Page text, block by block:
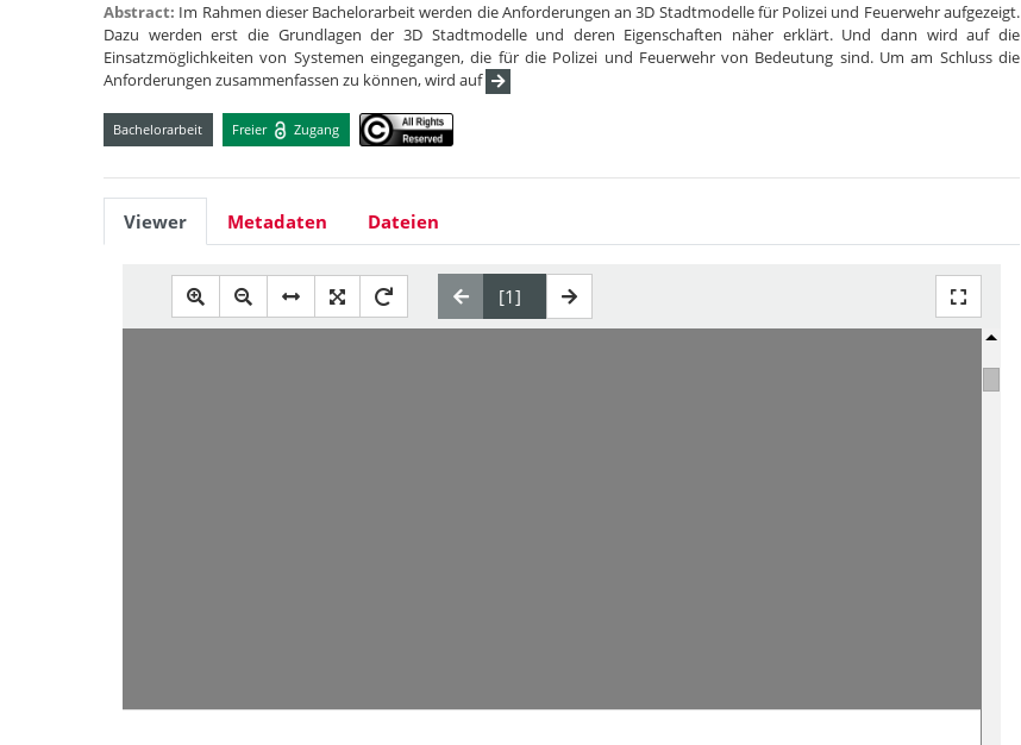
Abstract: Im Rahmen dieser Bachelorarbeit werden die Anforderungen an 3D Stadtmodelle für Polizei und Feuerwehr aufgezeigt.
Dazu werden erst die Grundlagen der 3D Stadtmodelle und deren Eigenschaften näher erklärt. Und dann wird auf die
Einsatzmöglichkeiten von Systemen eingegangen, die für die Polizei und Feuerwehr von Bedeutung sind. Um am Schluss die
Anforderungen zusammenfassen zu können, wird auf
Bachelorarbeit Freier Zugang
Viewer Metadaten Dateien